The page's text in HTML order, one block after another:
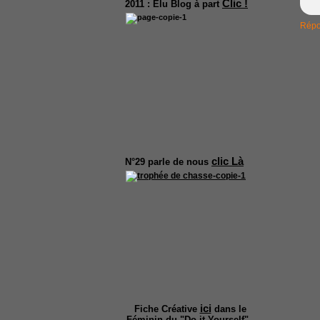
2011 : Elu Blog à part Clic !
N°29 parle de nous clic Là
Fiche Créative ici dans le